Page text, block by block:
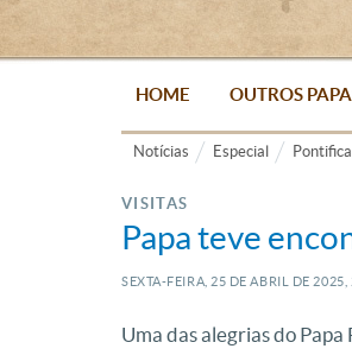
HOME OUTROS
Notícias Especial
VISITAS
Papa teve
SEXTA-FEIRA, 25 DE ABRIL DE 2025,
Uma das alegrias do